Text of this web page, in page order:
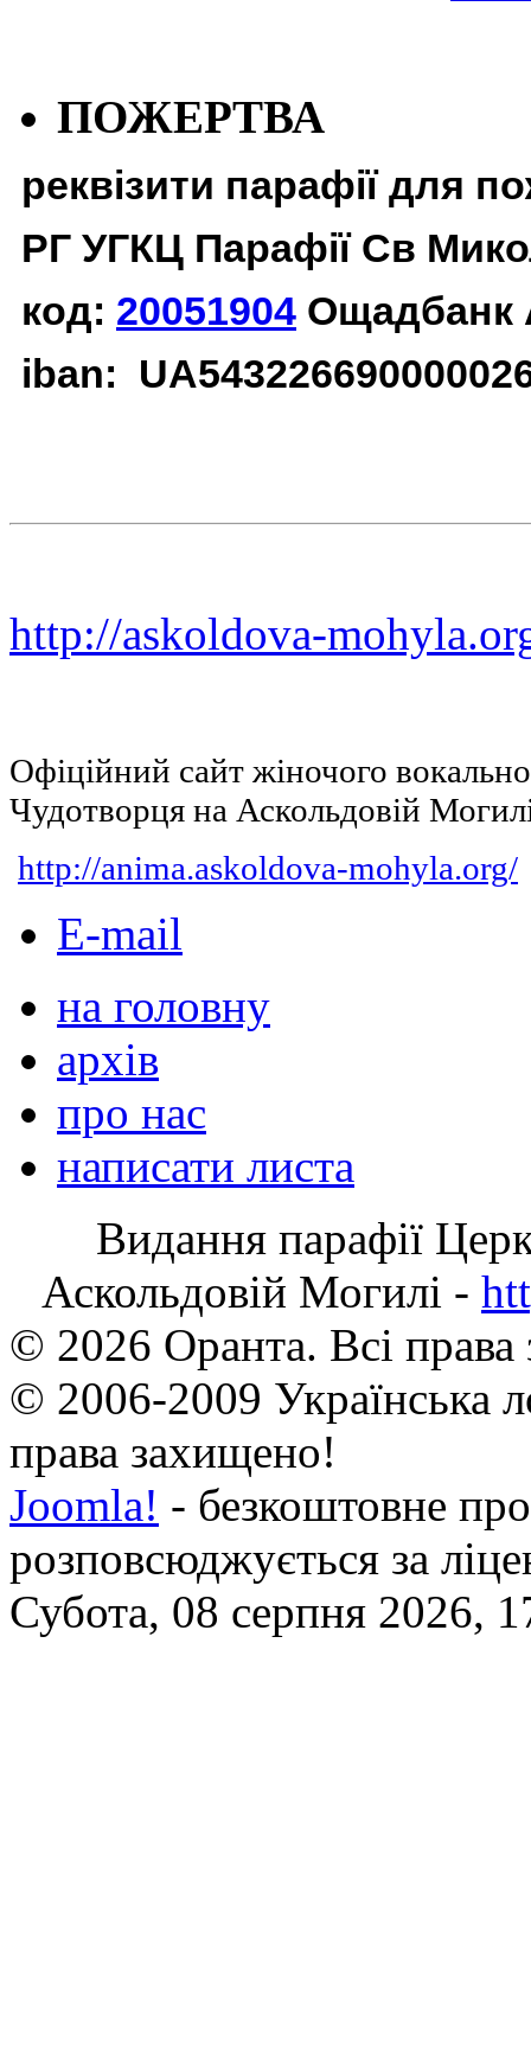
ПОЖЕРТВА
реквізити парафії для
РГ УГКЦ Парафії Св
код: 20051904 Ощадбанк
iban:
http://askoldova-
Офіційний сайт жіночого
Чудотворця на Аскольдовій
http://anima.askoldova-mohyla.org/
E-mail
на головну
архів
про нас
написати листа
Видання парафії
Аскольдовій Могилі -
© 2026 Оранта. Всі
© 2006-2009 Українська
права захищено!
Joomla! - безкоштовне
розповсюджується за
Субота, 08 серпня 2026,